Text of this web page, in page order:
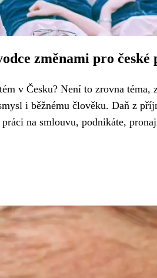
změnami pro české
v Česku? Není to zrovna téma,
i běžnému člověku. Daň z
na smlouvu, podnikáte,